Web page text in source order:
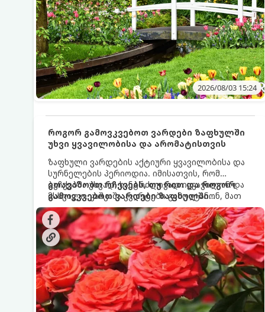
2026/08/03 15:24
როგორ გამოვკვებოთ ვარდები ზაფხულში
უხვი ყვავილობისა და არომატისთვის
ზაფხული ვარდების აქტიური ყვავილობისა და
სურნელების პერიოდია. იმისათვის, რომ
ბუჩქებმა უხვად, ხანგრძლივად იყვავილონ და
მსხვილი, კაშკაშა კვირტები გამოიტანონ, მათ
რეგულარული და სწორი გამოკვება
სჭირდებათ. ზაფხულის პერიოდში მცენარის
მოთხოვნილებები იცვლება, ამიტომ
მნიშვნელოვანია ვიცოდეთ, რომელი სასუქები
გამოიყენება ამ დროს.
გთავაზობთ რჩევებს, თუ რით და როგორ
გამოვკვებოთ ვარდები ზაფხულში
საუკეთესო შედეგის მისაღწევად: